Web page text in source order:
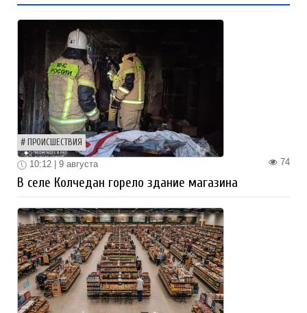
ПРОИСШЕСТВИЯ
74
10:12 | 9 августа
В селе Колчедан горело здание магазина